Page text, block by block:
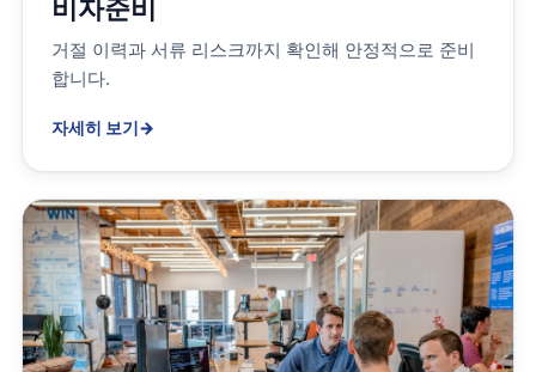
비자준비
거절 이력과 서류 리스크까지 확인해 안정적으로 준비
합니다.
자세히 보기→